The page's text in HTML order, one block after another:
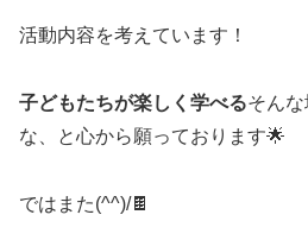
活動内容を考えています！
子どもたちが楽しく学べるそん
な、と心から願っております🌟
ではまた(^^)/🍫